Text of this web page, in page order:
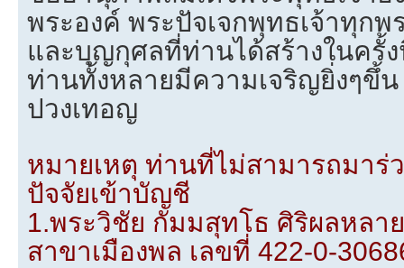
พระองค์ พระปัจเจกพุทธเจ้าทุกพ
และบุญกุศลที่ท่านได้สร้างในครั้ง
ท่านทั้งหลายมีความเจริญยิ่งๆขึ้
ปวงเทอญ
หมายเหตุ ท่านที่ไม่สามารถมาร่
ปัจจัยเข้าบัญชี
1.พระวิชัย กัมมสุทโธ ศิริผลหลา
สาขาเมืองพล เลขที่ 422-0-